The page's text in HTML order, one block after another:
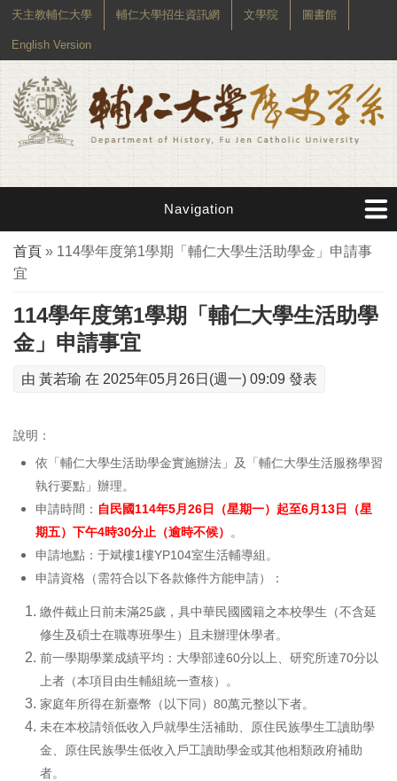
天主教輔仁大學 輔仁大學招生資訊網 文學院 圖書館
English Version
Navigation
您在這裡
首頁 » 114學年度第1學期「輔仁大學生活助學金」申請事
宜
114學年度第1學期「輔仁大學生活助學
金」申請事宜
由 黃若瑜 在 2025年05月26日(週一) 09:09 發表
說明：
依「輔仁大學生活助學金實施辦法」及「輔仁大學生活服務學習
執行要點」辦理。
申請時間： 自民國114年5月26日（星期一）起至6月13日（星
期五）下午4時30分止（逾時不候）
。
申請地點：于斌樓1樓YP104室生活輔導組。
申請資格（需符合以下各款條件方能申請）：
繳件截止日前未滿25歲，具中華民國國籍之本校學生（不含延
修生及碩士在職專班學生）且未辦理休學者。
前一學期學業成績平均：大學部達60分以上、研究所達70分以
上者（本項目由生輔組統一查核）。
家庭年所得在新臺幣（以下同）80萬元整以下者。
未在本校請領低收入戶就學生活補助、原住民族學生工讀助學
金、原住民族學生低收入戶工讀助學金或其他相類政府補助
者。